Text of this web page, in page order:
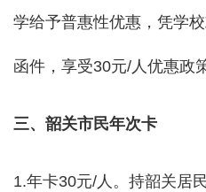
学给予普惠性优惠，凭学
函件，享受30元/人优惠政
三、韶关市民年次卡
1.年卡30元/人。持韶关居